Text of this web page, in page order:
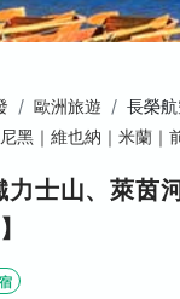
歐洲旅遊
長榮
黑｜維也納｜米蘭｜
士山、萊茵